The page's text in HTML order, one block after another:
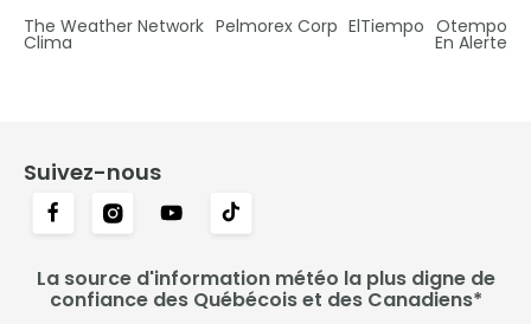
The Weather Network Pelmorex Corp ElTiempo Otempo
Clima En Alerte
Suivez-nous
La source d'information météo la plus digne de
confiance des Québécois et des Canadiens*